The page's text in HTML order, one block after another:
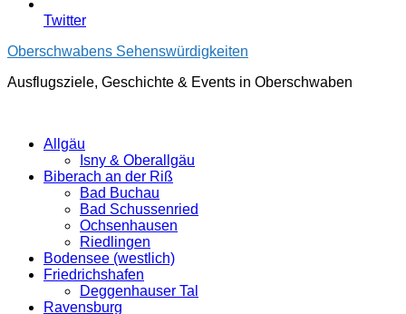
Twitter
Oberschwabens Sehenswürdigkeiten
Ausflugsziele, Geschichte & Events in Oberschwaben
Allgäu
Isny & Oberallgäu
Biberach an der Riß
Bad Buchau
Bad Schussenried
Ochsenhausen
Riedlingen
Bodensee (westlich)
Friedrichshafen
Deggenhauser Tal
Ravensburg